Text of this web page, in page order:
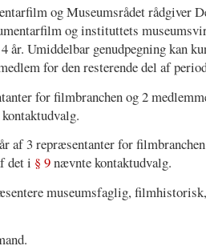
og Museumsrådet rådgiver
og instituttets
år. Umiddelbar genudpegning kan
for den resterende del af
for filmbranchen og 2
af 3 repræsentanter for
det i § 9nævnte kontaktudvalg.
museumsfaglig,